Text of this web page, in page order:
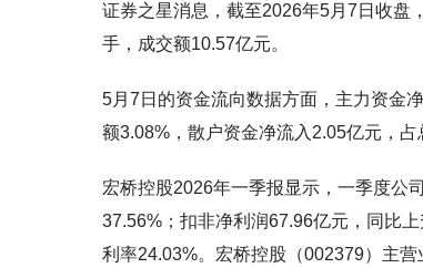
证券之星消息，截至2026年5月7日收盘
手，成交额10.57亿元。
5月7日的资金流向数据方面，主力资金
额3.08%，散户资金净流入2.05亿元，占
宏桥控股2026年一季报显示，一季度公
37.56%；扣非净利润67.96亿元，同比
利率24.03%。宏桥控股（002379）主